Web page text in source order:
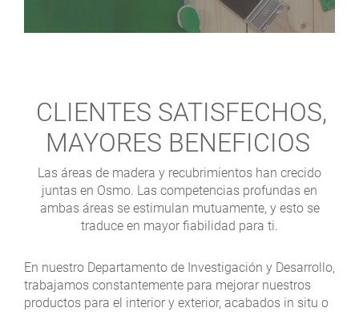
CLIENTES SATISFECHOS,
MAYORES BENEFICIOS
Las áreas de madera y recubrimientos han crecido
juntas en Osmo. Las competencias profundas en
ambas áreas se estimulan mutuamente, y esto se
traduce en mayor fiabilidad para ti.
En nuestro Departamento de Investigación y Desarrollo,
trabajamos constantemente para mejorar nuestros
productos para el interior y exterior, acabados in situ o